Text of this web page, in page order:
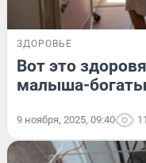
ЗДОРОВЬЕ
Вот это
малыша-
9 ноября, 2025, 09:40